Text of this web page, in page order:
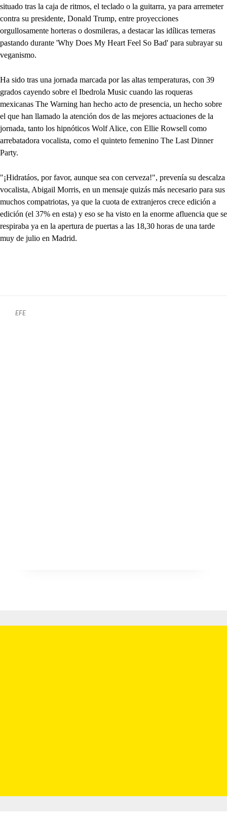
situado tras la caja de ritmos, el teclado o la guitarra, ya para arremeter
contra su presidente, Donald Trump, entre proyecciones
orgullosamente horteras o dosmileras, a destacar las idílicas terneras
pastando durante 'Why Does My Heart Feel So Bad' para subrayar su
veganismo.
Ha sido tras una jornada marcada por las altas temperaturas, con 39
grados cayendo sobre el Ibedrola Music cuando las roqueras
mexicanas The Warning han hecho acto de presencia, un hecho sobre
el que han llamado la atención dos de las mejores actuaciones de la
jornada, tanto los hipnóticos Wolf Alice, con Ellie Rowsell como
arrebatadora vocalista, como el quinteto femenino The Last Dinner
Party.
"¡Hidratáos, por favor, aunque sea con cerveza!", prevenía su descalza
vocalista, Abigail Morris, en un mensaje quizás más necesario para sus
muchos compatriotas, ya que la cuota de extranjeros crece edición a
edición (el 37% en esta) y eso se ha visto en la enorme afluencia que se
respiraba ya en la apertura de puertas a las 18,30 horas de una tarde
muy de julio en Madrid.
EFE